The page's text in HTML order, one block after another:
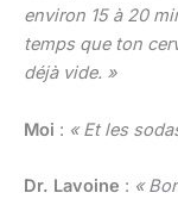
environ 15 à 20
temps que ton
déjà vide. »
Moi : « Et les
Dr. Lavoine : «